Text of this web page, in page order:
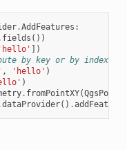
.AddFeatures :
fields ())
'hello' ])
by key or by index:
, 'hello' )
)
. fromPointXY(
dataProvider() .addFeatures